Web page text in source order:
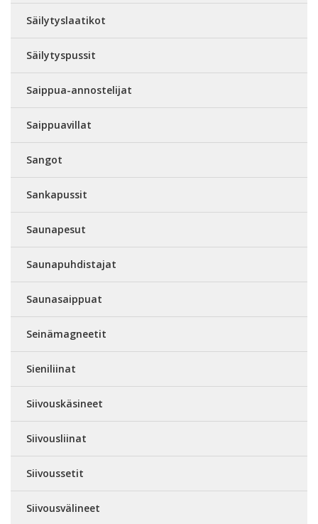
Säilytyslaatikot
Säilytyspussit
Saippua-annostelijat
Saippuavillat
Sangot
Sankapussit
Saunapesut
Saunapuhdistajat
Saunasaippuat
Seinämagneetit
Sieniliinat
Siivouskäsineet
Siivousliinat
Siivoussetit
Siivousvälineet